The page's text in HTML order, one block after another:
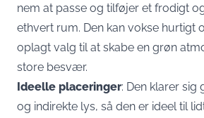
nem at passe og tilføjer et frodigt
ethvert rum. Den kan vokse hurtigt
oplagt valg til at skabe en grøn
store besvær.
Ideelle placeringer: Den klarer sig
og indirekte lys, så den er ideel til